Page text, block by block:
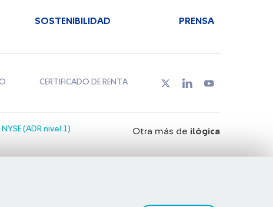
SOSTENIBILIDAD PRENSA
CERTIFICADO DE RENTA
NYSE (ADR nivel 1) Otra más de ilógica